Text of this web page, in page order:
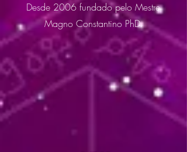
Desde 2006 fundado pelo Mestre
Magno Constantino PhD.